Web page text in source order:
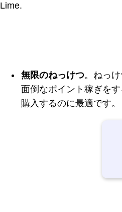
Lime.
無限のねっけつ。ねっ
面倒なポイント稼ぎを
購入するのに最適です。